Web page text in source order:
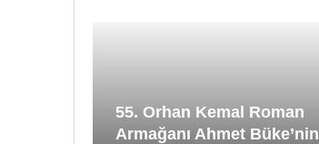
55. Orhan Kemal Roman
Armağanı Ahmet Büke’nin